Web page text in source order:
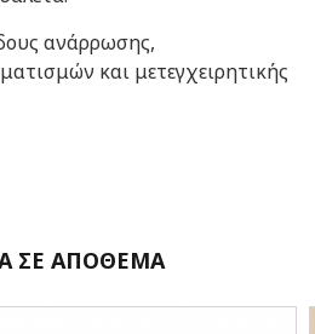
ανάρρωσης,
και μετεγχειρητικής
ΣΕ ΑΠΟΘΕΜΑ